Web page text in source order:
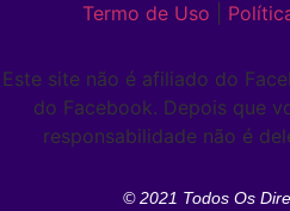
Termo de Uso
Este site não é afiliado do
do Facebook. Depois que
responsabilidade não é
© 2021 Todos Os